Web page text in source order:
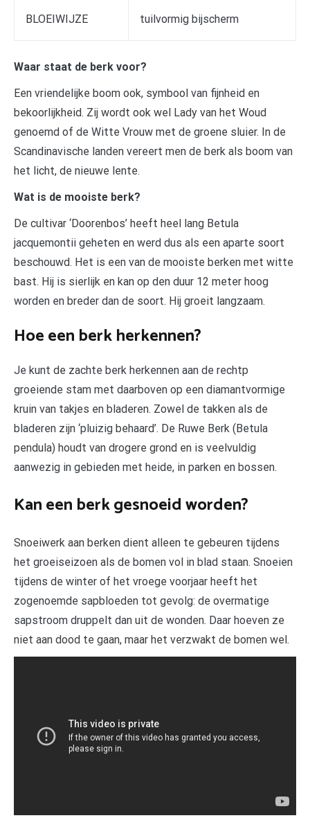
BLOEIWIJZE tuilvormig bijscherm
Waar staat de berk voor?
Een vriendelijke boom ook, symbool van fijnheid en
bekoorlijkheid. Zij wordt ook wel Lady van het Woud
genoemd of de Witte Vrouw met de groene sluier. In de
Scandinavische landen vereert men de berk als boom van
het licht, de nieuwe lente.
Wat is de mooiste berk?
De cultivar ‘Doorenbos’ heeft heel lang Betula
jacquemontii geheten en werd dus als een aparte soort
beschouwd. Het is een van de mooiste berken met witte
bast. Hij is sierlijk en kan op den duur 12 meter hoog
worden en breder dan de soort. Hij groeit langzaam.
Hoe een berk herkennen?
Je kunt de zachte berk herkennen aan de rechtp
groeiende stam met daarboven op een diamantvormige
kruin van takjes en bladeren. Zowel de takken als de
bladeren zijn ‘pluizig behaard’. De Ruwe Berk (Betula
pendula) houdt van drogere grond en is veelvuldig
aanwezig in gebieden met heide, in parken en bossen.
Kan een berk gesnoeid worden?
Snoeiwerk aan berken dient alleen te gebeuren tijdens
het groeiseizoen als de bomen vol in blad staan. Snoeien
tijdens de winter of het vroege voorjaar heeft het
zogenoemde sapbloeden tot gevolg: de overmatige
sapstroom druppelt dan uit de wonden. Daar hoeven ze
niet aan dood te gaan, maar het verzwakt de bomen wel.